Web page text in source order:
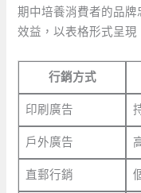
期中培養消費者的品
效益，以表格形式呈現
行銷方式
印刷廣告
戶外廣告
直郵行銷